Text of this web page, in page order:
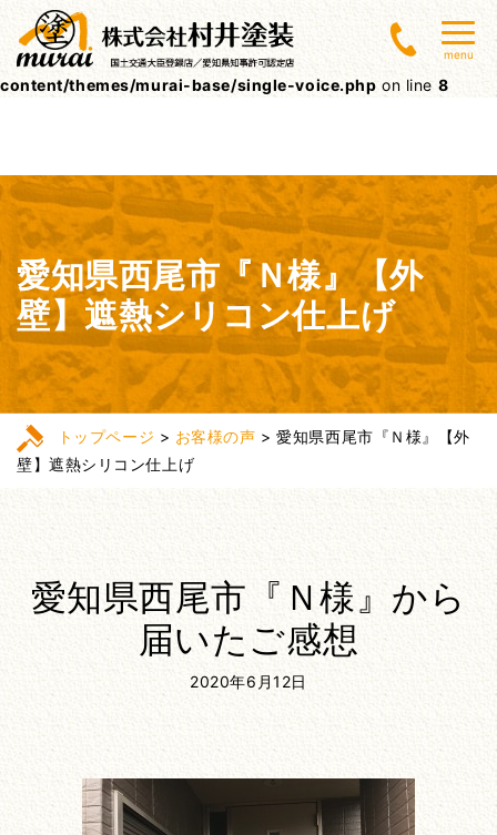
Warning: Undefined array key 0 in
/home/lctxs37/muraitoso.jp/public_html/wpcms/wp-
content/themes/murai-base/single-voice.php on line 8
menu
愛知県西尾市『Ｎ様』【外
壁】遮熱シリコン仕上げ
トップページ > お客様の声 >愛知県西尾市『Ｎ様』【外
壁】遮熱シリコン仕上げ
愛知県西尾市『Ｎ様』から
届いたご感想
2020年6月12日